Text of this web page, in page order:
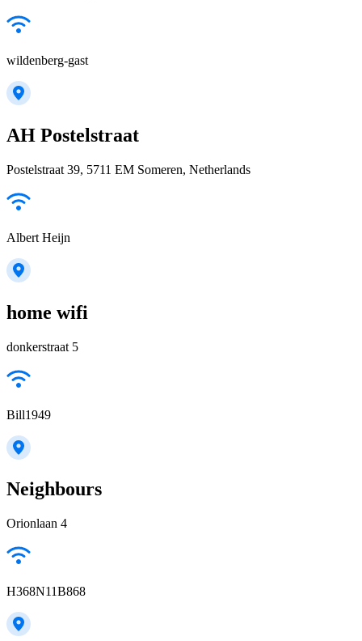
wildenberg-gast
AH Postelstraat
Postelstraat 39, 5711 EM Someren, Netherlands
Albert Heijn
home wifi
donkerstraat 5
Bill1949
Neighbours
Orionlaan 4
H368N11B868